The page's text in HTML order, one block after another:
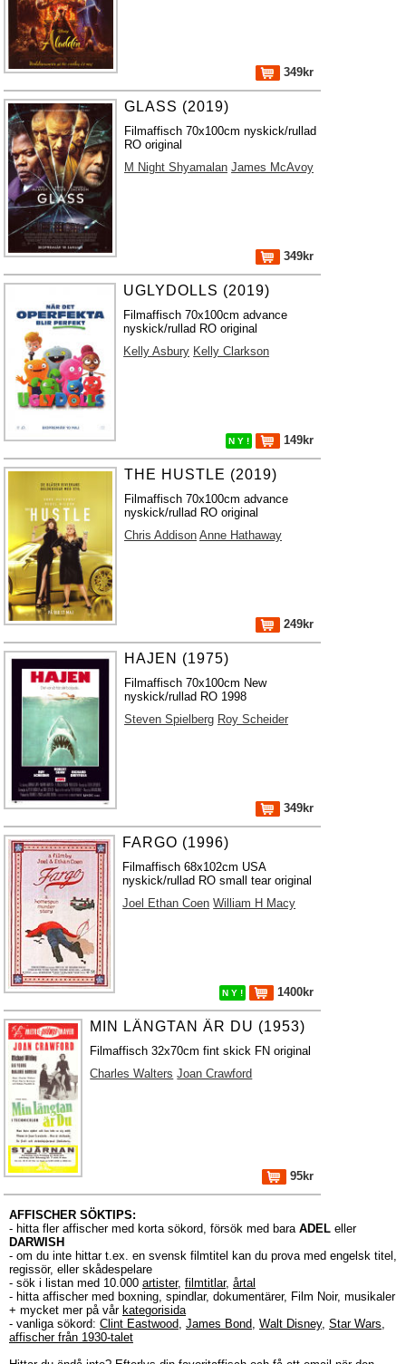
349kr
GLASS (2019)
Filmaffisch 70x100cm nyskick/rullad
RO original
M Night Shyamalan James McAvoy
349kr
UGLYDOLLS (2019)
Filmaffisch 70x100cm advance
nyskick/rullad RO original
Kelly Asbury Kelly Clarkson
N Y ! 149kr
THE HUSTLE (2019)
Filmaffisch 70x100cm advance
nyskick/rullad RO original
Chris Addison Anne Hathaway
249kr
HAJEN (1975)
Filmaffisch 70x100cm New
nyskick/rullad RO 1998
Steven Spielberg Roy Scheider
349kr
FARGO (1996)
Filmaffisch 68x102cm USA
nyskick/rullad RO small tear original
Joel Ethan Coen William H Macy
N Y ! 1400kr
MIN LÄNGTAN ÄR DU (1953)
Filmaffisch 32x70cm fint skick FN original
Charles Walters Joan Crawford
95kr
AFFISCHER SÖKTIPS:
- hitta fler affischer med korta sökord, försök med bara ADEL eller
DARWISH
- om du inte hittar t.ex. en svensk filmtitel kan du prova med engelsk titel,
regissör, eller skådespelare
- sök i listan med 10.000 artister, filmtitlar, årtal
- hitta affischer med boxning, spindlar, dokumentärer, Film Noir, musikaler
+ mycket mer på vår kategorisida
- vanliga sökord: Clint Eastwood, James Bond, Walt Disney, Star Wars,
affischer från 1930-talet